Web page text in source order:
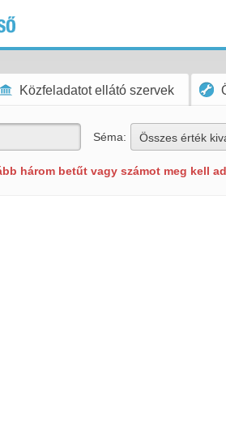
Közfeladatot ellátó szervek
Séma: Összes érték
három betűt vagy számot meg kell